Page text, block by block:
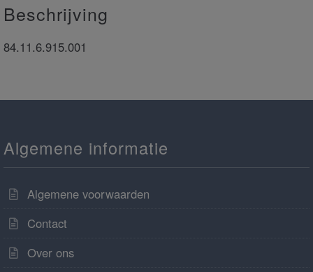
Beschrijving
84.11.6.915.001
Algemene informatie
Algemene voorwaarden
Contact
Over ons